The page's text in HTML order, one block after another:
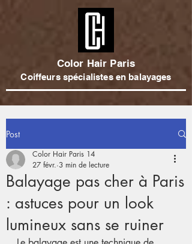
Color Hair Paris
Coiffeurs spécialistes en balayages
Post
Balayage pas cher à Paris
: astuces pour un look
lumineux sans se ruiner
Color Hair Paris 14
27 févr. 3 min de lecture